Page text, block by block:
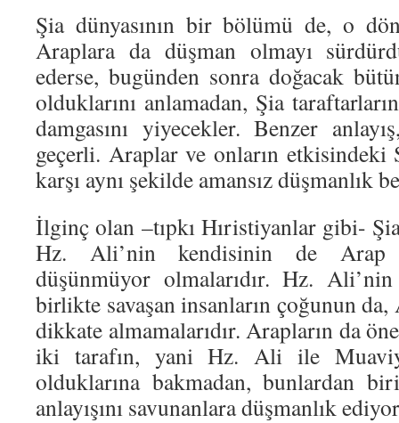
Şia dünyasının bir bölümü de, o
Araplara da düşman olmayı
ederse, bugünden sonra doğacak
olduklarını anlamadan, Şia
damgasını yiyecekler. Benzer
geçerli. Araplar ve onların etkisindeki
karşı aynı şekilde amansız düşmanlık
İlginç olan –tıpkı Hıristiyanlar gibi-
Hz. Ali’nin kendisinin de Arap
düşünmüyor olmalarıdır. Hz.
birlikte savaşan insanların çoğunun
dikkate almamalarıdır. Arapların da
iki tarafın, yani Hz. Ali ile
olduklarına bakmadan, bunlardan
anlayışını savunanlara düşmanlık